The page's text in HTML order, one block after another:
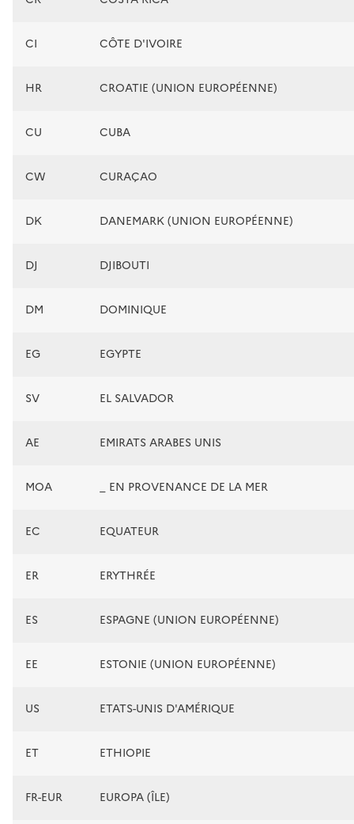
CI CÔTE D'IVOIRE
HR CROATIE (UNION EUROPÉENNE)
CU CUBA
CW CURAÇAO
DK DANEMARK (UNION EUROPÉENNE)
DJ DJIBOUTI
DM DOMINIQUE
EG EGYPTE
SV EL SALVADOR
AE EMIRATS ARABES UNIS
MOA _ EN PROVENANCE DE LA MER
EC EQUATEUR
ER ERYTHRÉE
ES ESPAGNE (UNION EUROPÉENNE)
EE ESTONIE (UNION EUROPÉENNE)
US ETATS-UNIS D'AMÉRIQUE
ET ETHIOPIE
FR-EUR EUROPA (ÎLE)